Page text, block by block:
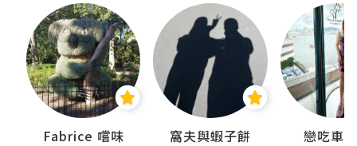
Fabrice 嚐味 窩夫與蝦子餅 戀吃車